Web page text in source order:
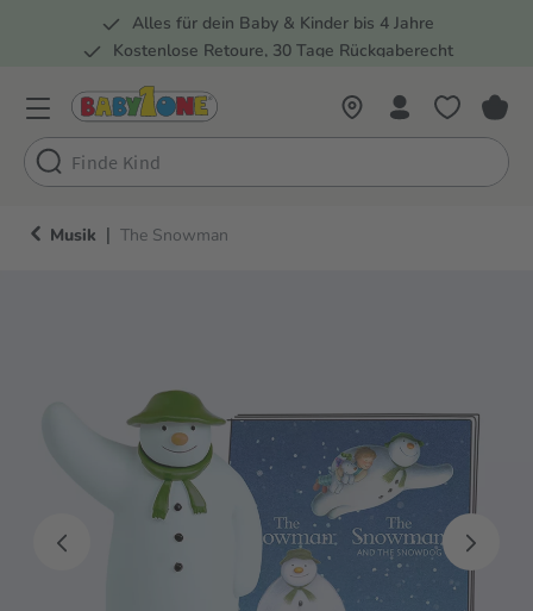
Zur Hauptnavigation springen
Alles für dein Baby & Kinder bis 4 Jahre
Kostenlose Retoure, 30 Tage Rückgaberecht
Musik | The Snowman